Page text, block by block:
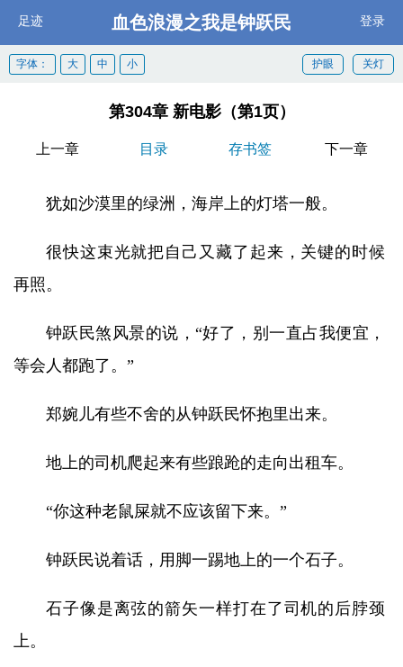
足迹 血色浪漫之我是钟跃民 登录
关灯
护眼
字体： 大 中 小
第304章 新电影（第1页）
上一章 目录 存书签 下一章
犹如沙漠里的绿洲，海岸上的灯塔一般。
很快这束光就把自己又藏了起来，关键的时候
再照。
钟跃民煞风景的说，“好了，别一直占我便宜，
等会人都跑了。”
郑婉儿有些不舍的从钟跃民怀抱里出来。
地上的司机爬起来有些踉跄的走向出租车。
“你这种老鼠屎就不应该留下来。”
钟跃民说着话，用脚一踢地上的一个石子。
石子像是离弦的箭矢一样打在了司机的后脖颈
上。